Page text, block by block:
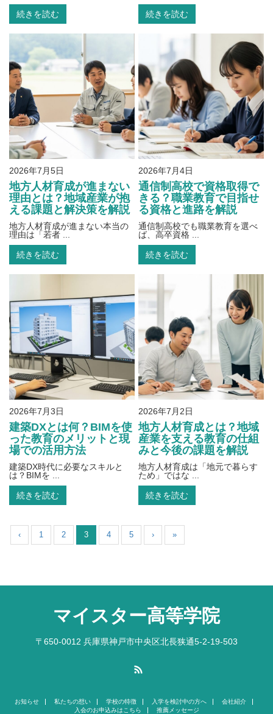
続きを読む 続きを読む
2026年7月5日
地方人材育成が進まない
理由とは？地域産業が抱
える課題と解決策を解説
地方人材育成が進まない本当の
理由は「若者 ...
続きを読む
2026年7月4日
通信制高校で資格取得で
きる？職業教育で目指せ
る資格と進路を解説
通信制高校でも職業教育を選べ
ば、高卒資格 ...
続きを読む
2026年7月3日
建築DXとは何？BIMを使
った教育のメリットと現
場での活用方法
建築DX時代に必要なスキルと
は？BIMを ...
続きを読む
2026年7月2日
地方人材育成とは？地域
産業を支える教育の仕組
みと今後の課題を解説
地方人材育成は「地元で暮らす
ため」ではな ...
続きを読む
‹ 1 2 3 4 5 › »
マイスター高等学院
〒650-0012 兵庫県神戸市中央区北長狭通5-2-19-503
お知らせ 私たちの想い 学校の特徴 入学を検討中の方へ
会社紹介
入会のお申込みはこちら
推薦メッセージ